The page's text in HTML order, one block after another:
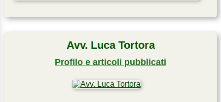
Avv. Luca Tortora
Profilo e articoli pubblicati